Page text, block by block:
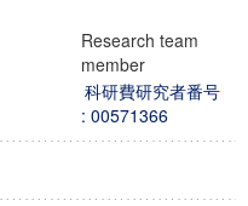
Research team
member
科研費研究者番号
: 00571366